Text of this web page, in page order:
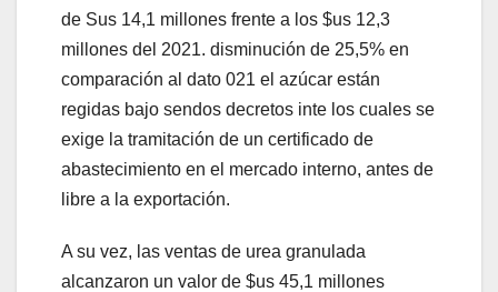
de Sus 14,1 millones frente a los $us 12,3
millones del 2021. disminución de 25,5% en
comparación al dato 021 el azúcar están
regidas bajo sendos decretos inte los cuales se
exige la tramitación de un certificado de
abastecimiento en el mercado interno, antes de
libre a la exportación.
A su vez, las ventas de urea granulada
alcanzaron un valor de $us 45,1 millones